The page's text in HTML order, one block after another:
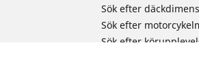
Sök efter
Sök efter
Sök efter